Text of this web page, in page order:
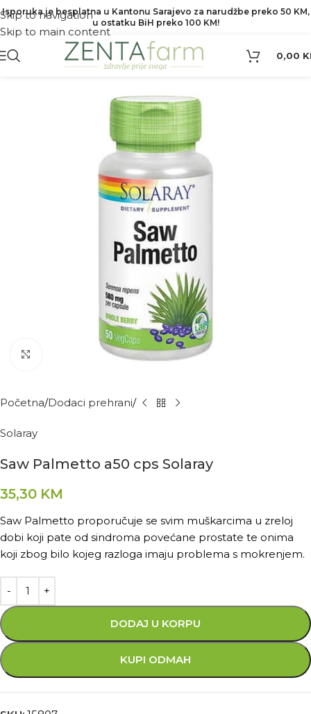
Skip to navigation
Skip to main content
Isporuka je besplatna u Kantonu Sarajevo za narudžbe preko 50 KM,
u ostatku BiH preko 100 KM!
0,00
Kliknite za povećanje
Početna Dodaci prehrani
Solaray
Saw Palmetto a50 cps Solaray
35,30 KM
Saw Palmetto proporučuje se svim muškarcima u zreloj
dobi koji pate od sindroma povećane prostate te onima
koji zbog bilo kojeg razloga imaju problema s mokrenjem.
DODAJ U KORPU
KUPI ODMAH